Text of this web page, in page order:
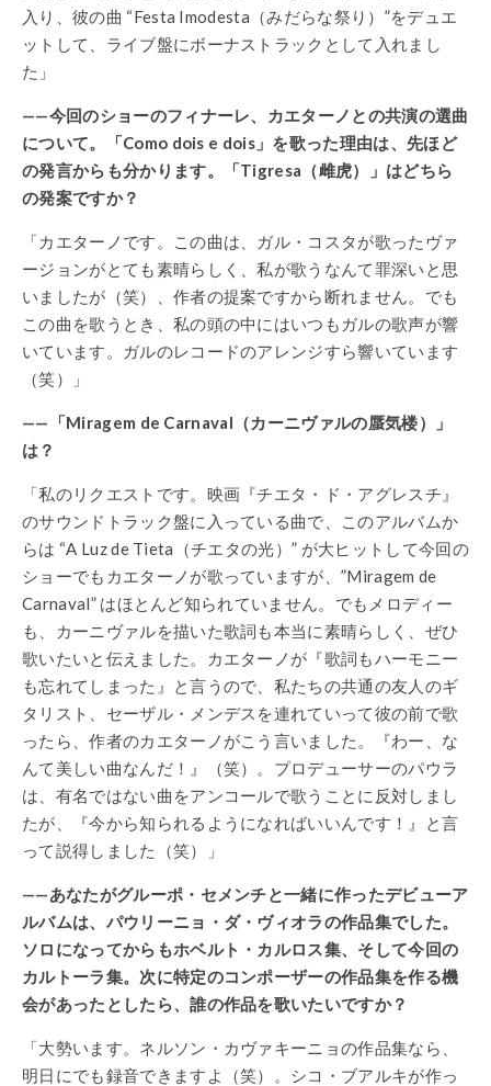
入り、彼の曲 “Festa Imodesta（みだらな祭り）”をデュエ
ットして、ライブ盤にボーナストラックとして入れまし
た」
——今回のショーのフィナーレ、カエターノとの共演の選曲
について。「Como dois e dois」を歌った理由は、先ほど
の発言からも分かります。「Tigresa（雌虎）」はどちら
の発案ですか？
「カエターノです。この曲は、ガル・コスタが歌ったヴァ
ージョンがとても素晴らしく、私が歌うなんて罪深いと思
いましたが（笑）、作者の提案ですから断れません。でも
この曲を歌うとき、私の頭の中にはいつもガルの歌声が響
いています。ガルのレコードのアレンジすら響いています
（笑）」
——「Miragem de Carnaval（カーニヴァルの蜃気楼）」
は？
「私のリクエストです。映画『チエタ・ド・アグレスチ』
のサウンドトラック盤に入っている曲で、このアルバムか
らは “A Luz de Tieta（チエタの光）” が大ヒットして今回の
ショーでもカエターノが歌っていますが、”Miragem de
Carnaval” はほとんど知られていません。でもメロディー
も、カーニヴァルを描いた歌詞も本当に素晴らしく、ぜひ
歌いたいと伝えました。カエターノが『歌詞もハーモニー
も忘れてしまった』と言うので、私たちの共通の友人のギ
タリスト、セーザル・メンデスを連れていって彼の前で歌
ったら、作者のカエターノがこう言いました。『わー、な
んて美しい曲なんだ！』（笑）。プロデューサーのパウラ
は、有名ではない曲をアンコールで歌うことに反対しまし
たが、『今から知られるようになればいいんです！』と言
って説得しました（笑）」
——あなたがグルーポ・セメンチと一緒に作ったデビューア
ルバムは、パウリーニョ・ダ・ヴィオラの作品集でした。
ソロになってからもホベルト・カルロス集、そして今回の
カルトーラ集。次に特定のコンポーザーの作品集を作る機
会があったとしたら、誰の作品を歌いたいですか？
「大勢います。ネルソン・カヴァキーニョの作品集なら、
明日にでも録音できますよ（笑）。シコ・ブアルキが作っ